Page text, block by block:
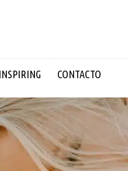
INSPIRING CONTACTO